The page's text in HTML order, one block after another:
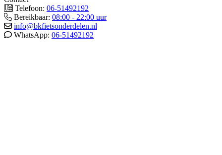
Telefoon: 06-51492192
Bereikbaar: 08:00 - 22:00 uur
info@bkfietsonderdelen.nl
WhatsApp: 06-51492192